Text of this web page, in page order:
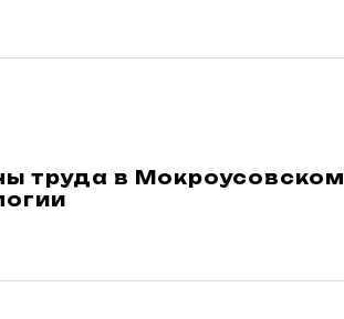
труда в Мокроусовском